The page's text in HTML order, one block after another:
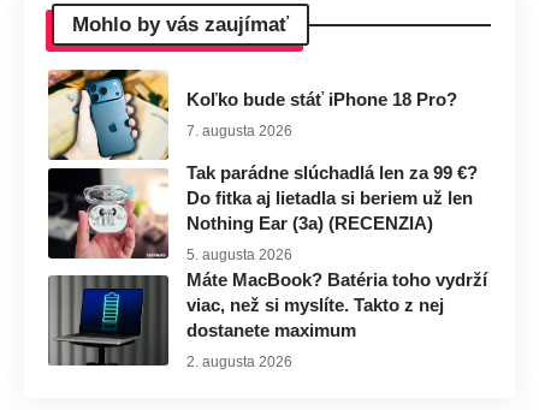
Mohlo by vás zaujímať
Koľko bude stáť iPhone 18 Pro?
7. augusta 2026
Tak parádne slúchadlá len za 99 €?
Do fitka aj lietadla si beriem už len
Nothing Ear (3a) (RECENZIA)
5. augusta 2026
Máte MacBook? Batéria toho vydrží
viac, než si myslíte. Takto z nej
dostanete maximum
2. augusta 2026